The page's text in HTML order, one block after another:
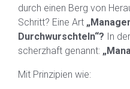
durch einen Berg von
Schritt? Eine Art
Durchwurschteln“? In
scherzhaft genannt:
Mit Prinzipien wie: